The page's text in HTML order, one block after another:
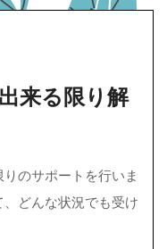
来る限り解
のサポートを行いま
どんな状況でも受け